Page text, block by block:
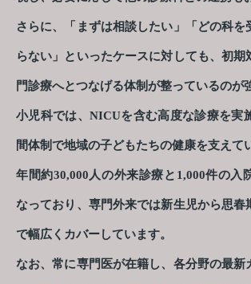
さらに、「まずは相談したい」「どの科を
らない」といったケースに対しても、初期
門診療へとつなげる体制が整っているのが
小児科では、NICUを含む高度な診療を実
間体制で地域の子どもたちの健康を支えて
年間約30,000人の外来診療と1,000件の入
なっており、専門外来では新生児から思春
で幅広くカバーしています。
なお、常に専門医が在籍し、各分野の最新